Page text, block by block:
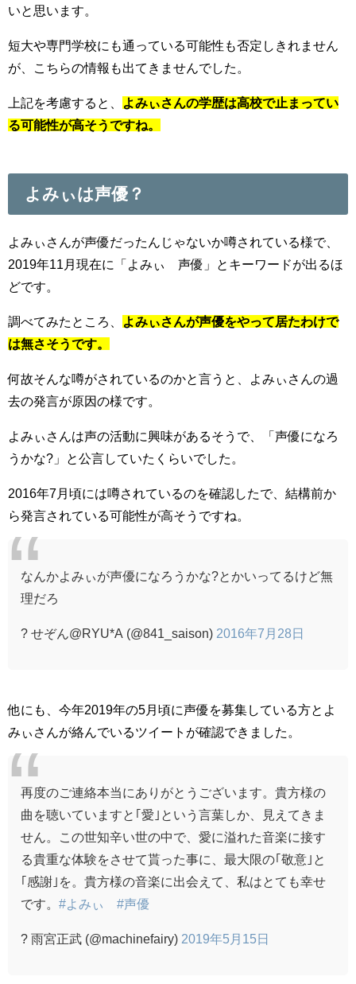
いと思います。
短大や専門学校にも通っている可能性も否定しきれません
が、こちらの情報も出てきませんでした。
上記を考慮すると、
よみぃさんの学歴は高校で止まってい
る可能性が高そうですね。
よみぃは声優？
よみぃさんが声優だったんじゃないか噂されている様で、
2019年11月現在に「よみぃ 声優」とキーワードが出るほ
どです。
調べてみたところ、
よみぃさんが声優をやって居たわけで
は無さそうです。
何故そんな噂がされているのかと言うと、よみぃさんの過
去の発言が原因の様です。
よみぃさんは声の活動に興味があるそうで、「声優になろ
うかな?」と公言していたくらいでした。
2016年7月頃には噂されているのを確認したで、結構前か
ら発言されている可能性が高そうですね。
なんかよみぃが声優になろうかな?とかいってるけど無
理だろ
? せぞん@RYU*A (@841_saison) 2016年7月28日
他にも、今年2019年の5月頃に声優を募集している方とよ
みぃさんが絡んでいるツイートが確認できました。
再度のご連絡本当にありがとうございます。貴方様の
曲を聴いていますと｢愛｣という言葉しか、見えてきま
せん。この世知辛い世の中で、愛に溢れた音楽に接す
る貴重な体験をさせて貰った事に、最大限の｢敬意｣と
｢感謝｣を。貴方様の音楽に出会えて、私はとても幸せ
です。 #よみぃ #声優
? 雨宮正武 (@machinefairy) 2019年5月15日